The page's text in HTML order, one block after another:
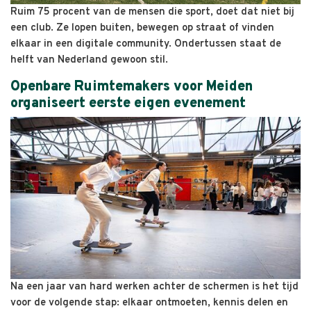
Ruim 75 procent van de mensen die sport, doet dat niet bij
een club. Ze lopen buiten, bewegen op straat of vinden
elkaar in een digitale community. Ondertussen staat de
helft van Nederland gewoon stil.
Openbare Ruimtemakers voor Meiden
organiseert eerste eigen evenement
Na een jaar van hard werken achter de schermen is het tijd
voor de volgende stap: elkaar ontmoeten, kennis delen en